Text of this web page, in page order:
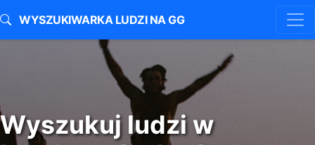
WYSZUKIWARKA LUDZI NA GG
Wyszukuj ludzi w